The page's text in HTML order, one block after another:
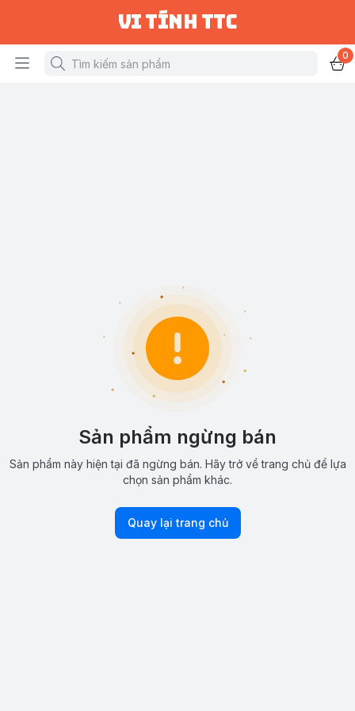
vi tính ttc
0
Sản phẩm ngừng bán
Sản phẩm này hiện tại đã ngừng bán. Hãy trở về trang chủ để lựa
chọn sản phẩm khác.
Quay lại trang chủ